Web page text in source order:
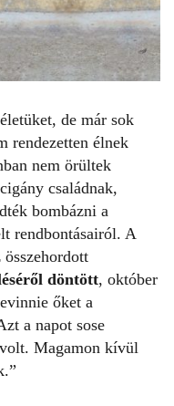
de már sok
rendezetten élnek
nem örültek
családnak,
bombázni a
rendbontásairól. A
döntött, október
őket a
a napot sose
Magamon kívül